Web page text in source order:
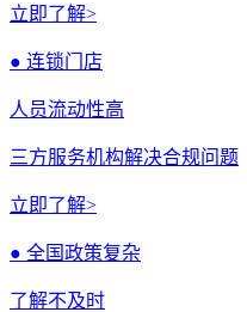
立即了解>
● 连锁门店
人员流动性高
三方服务机构解决合规问题
立即了解>
● 全国政策复杂
了解不及时